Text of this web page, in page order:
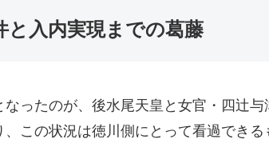
と入内実現までの葛藤
なったのが、後水尾天皇と女官・四辻
この状況は徳川側にとって看過でき